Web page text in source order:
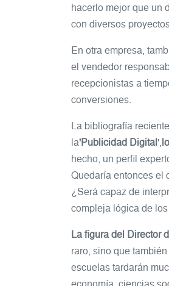
hacerlo mejor que un
con diversos
En otra empresa,
el vendedor
recepcionistas a
conversiones.
La bibliografía
la'Publicidad Digital',
hecho, un perfil
Quedaría entonces el
¿Será capaz de
compleja lógica de
La figura del Director
raro, sino que
escuelas tardarán